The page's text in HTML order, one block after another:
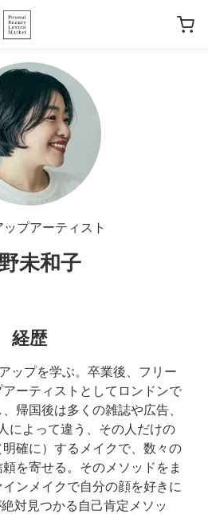
ップアーティスト
未和子
経歴
ップを学ぶ。卒業後、フリー
ーティストとしてロンドンで
帰国後は多くの雑誌や広告、
によって違う、その人だけの
確に）するメイクで、数々の
を寄せる。そのメソッドをま
ンメイクで自分の顔を好きに
対見つかる自己肯定メソッ